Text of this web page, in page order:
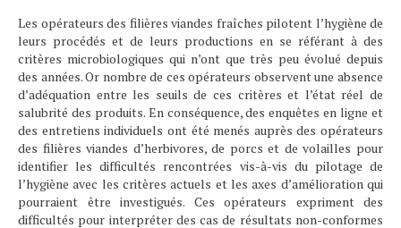
Les opérateurs des filières viandes fraîches pilotent l’hygiène de
leurs procédés et de leurs productions en se référant à des
critères microbiologiques qui n’ont que très peu évolué depuis
des années. Or nombre de ces opérateurs observent une absence
d’adéquation entre les seuils de ces critères et l’état réel de
salubrité des produits. En conséquence, des enquêtes en ligne et
des entretiens individuels ont été menés auprès des opérateurs
des filières viandes d’herbivores, de porcs et de volailles pour
identifier les difficultés rencontrées vis-à-vis du pilotage de
l’hygiène avec les critères actuels et les axes d’amélioration qui
pourraient être investigués. Ces opérateurs expriment des
difficultés pour interpréter des cas de résultats non-conformes